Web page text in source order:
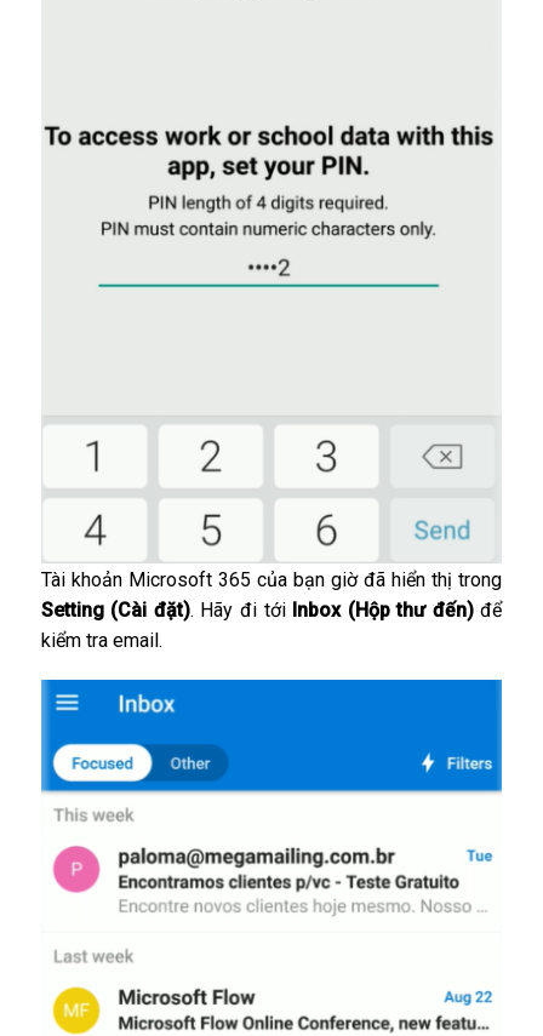
Tài khoản Microsoft 365 của bạn giờ đã hiển thị trong
Setting (Cài đặt). Hãy đi tới Inbox (Hộp thư đến)để
kiểm tra email.